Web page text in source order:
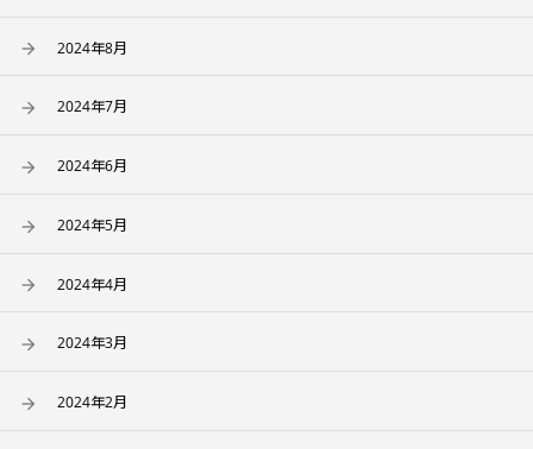
2024年8月
2024年7月
2024年6月
2024年5月
2024年4月
2024年3月
2024年2月